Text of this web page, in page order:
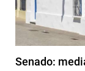
Senado: